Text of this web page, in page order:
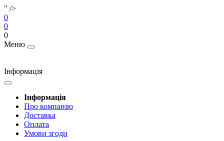
" />
0
0
0
Меню
Інформація
Інформація
Про компанію
Доставка
Оплата
Умови згоди